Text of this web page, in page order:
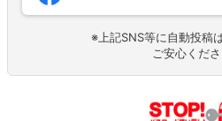
※上記SNS等に自動投稿
ご安心くださ